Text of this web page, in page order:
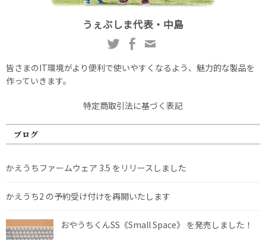
うぇぶしま代表・中島
皆さまのIT環境がより便利で使いやすくなるよう、魅力的な製品を
作っていきます。
特定商取引法に基づく表記
ブログ
かえうちファームウェア 3.5 をリリースしました
かえうち2 の予約受け付けを再開いたします
おやうちくんSS《Small Space》 を発売しました！